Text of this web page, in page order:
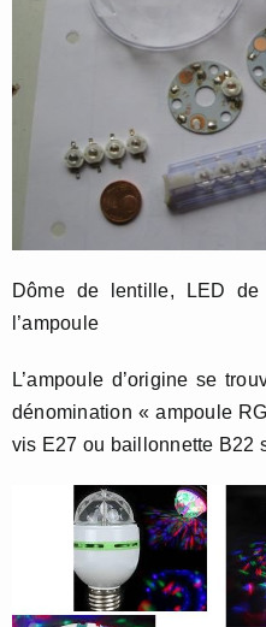
Dôme de lentille, LED
l’ampoule
L’ampoule d’origine se
dénomination « ampoule
vis E27 ou baillonnette B22